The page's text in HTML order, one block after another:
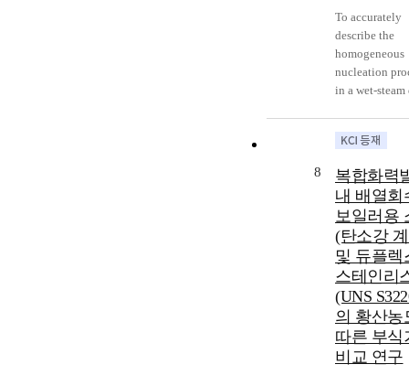
To accurately
describe the
homogeneous
nucleation
in a wet-steam
reliability of
condensing
flow, classical
homogeneous
nucleation
were derived
summarized
on the
agglomerate
energies. To
more accurate
8
복합화력
내 배열회
보일러용
(탄소강
및 듀플렉
스테인리
(UNS
의 황산농
따른 부식
비교 연구